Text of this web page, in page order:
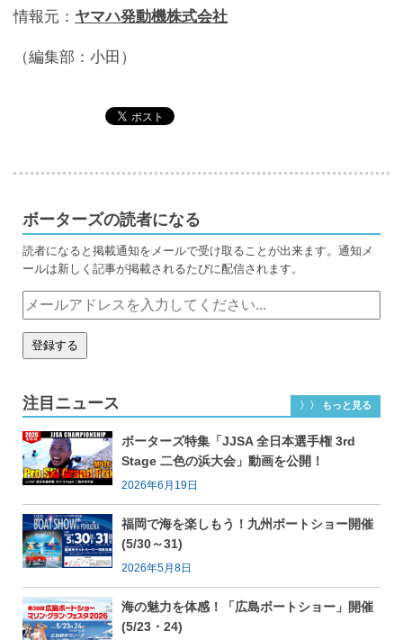
情報元： ヤマハ発動機株式会社
（編集部：小田）
ボーターズの読者になる
読者になると掲載通知をメールで受け取ることが出来ます。通知メ
ールは新しく記事が掲載されるたびに配信されます。
注目ニュース 〉〉 もっと見る
ボーターズ特集「JJSA 全日本選手権 3rd
Stage 二色の浜大会」動画を公開！
2026年6月19日
福岡で海を楽しもう！九州ボートショー開催
(5/30～31)
2026年5月8日
海の魅力を体感！「広島ボートショー」開催
(5/23・24)